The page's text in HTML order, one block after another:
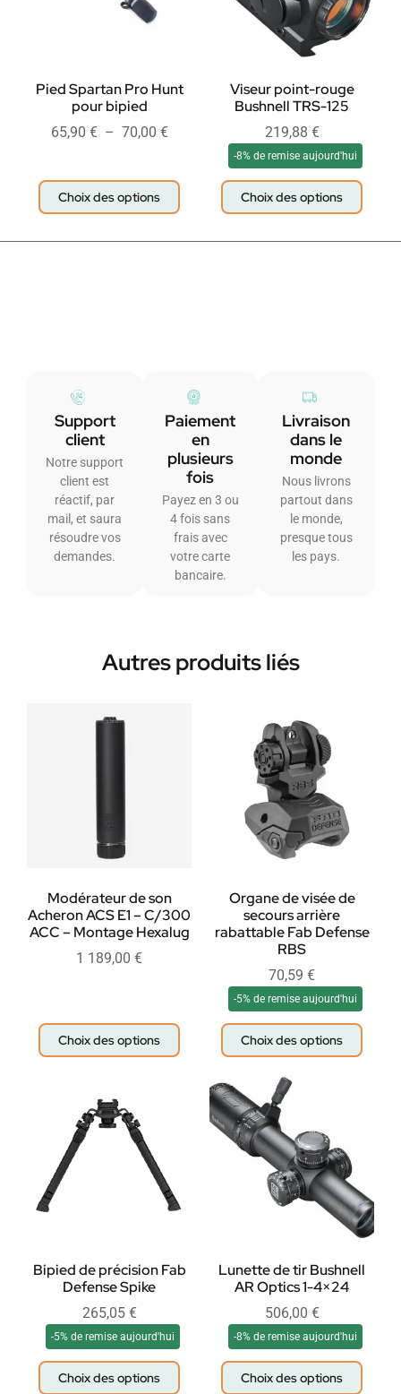
Pied Spartan Pro Hunt
pour bipied
65,90 € – 70,00 €
Choix des options
Viseur point-rouge
Bushnell TRS-125
219,88 €
-8% de remise aujourd'hui
Choix des options
Support
client
Notre support
client est
réactif, par
mail, et saura
résoudre vos
demandes.
Paiement
en
plusieurs
fois
Payez en 3 ou
4 fois sans
frais avec
votre carte
bancaire.
Livraison
dans le
monde
Nous livrons
partout dans
le monde,
presque tous
les pays.
Autres produits liés
Modérateur de son
Acheron ACS E1 – C/300
ACC – Montage Hexalug
1 189,00 €
Choix des options
Organe de visée de
secours arrière
rabattable Fab Defense
RBS
70,59 €
-5% de remise aujourd'hui
Choix des options
Bipied de précision Fab
Defense Spike
265,05 €
-5% de remise aujourd'hui
Choix des options
Lunette de tir Bushnell
AR Optics 1-4×24
506,00 €
-8% de remise aujourd'hui
Choix des options